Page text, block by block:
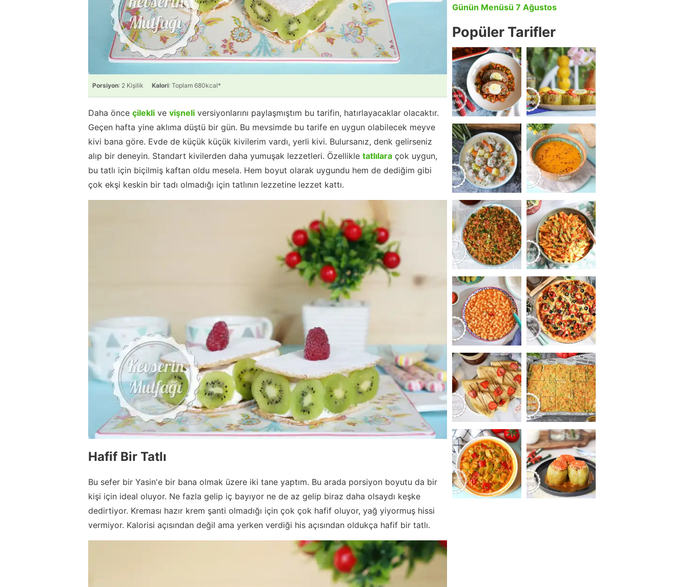
Porsiyon: 2 Kişilik Kalori: Toplam 680kcal*
Daha önce çilekli ve vişneli versiyonlarını paylaşmıştım bu tarifin, hatırlayacaklar olacaktır.
Geçen hafta yine aklıma düştü bir gün. Bu mevsimde bu tarife en uygun olabilecek meyve
kivi bana göre. Evde de küçük küçük kivilerim vardı, yerli kivi. Bulursanız, denk gelirseniz
alıp bir deneyin. Standart kivilerden daha yumuşak lezzetleri. Özellikle tatlılara çok uygun,
bu tatlı için biçilmiş kaftan oldu mesela. Hem boyut olarak uygundu hem de dediğim gibi
çok ekşi keskin bir tadı olmadığı için tatlının lezzetine lezzet kattı.
Hafif Bir Tatlı
Bu sefer bir Yasin'e bir bana olmak üzere iki tane yaptım. Bu arada porsiyon boyutu da bir
kişi için ideal oluyor. Ne fazla gelip iç bayıyor ne de az gelip biraz daha olsaydı keşke
dedirtiyor. Kreması hazır krem şanti olmadığı için çok çok hafif oluyor, yağ yiyormuş hissi
vermiyor. Kalorisi açısından değil ama yerken verdiği his açısından oldukça hafif bir tatlı.
Günün Menüsü 7 Ağustos
Popüler Tarifler